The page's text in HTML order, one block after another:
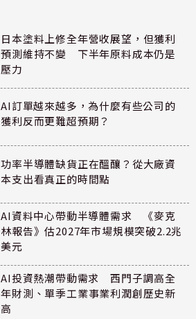
日本塗料上修全年營收展望，但獲利
預測維持不變 下半年原料成本仍是
壓力
AI訂單越來越多，為什麼有些公司的
獲利反而更難超預期？
功率半導體缺貨正在醞釀？從大廠資
本支出看真正的時間點
AI資料中心帶動半導體需求 《麥克
林報告》估2027年市場規模突破2.2兆
美元
AI投資熱潮帶動需求 西門子調高全
年財測、單季工業事業利潤創歷史新
高